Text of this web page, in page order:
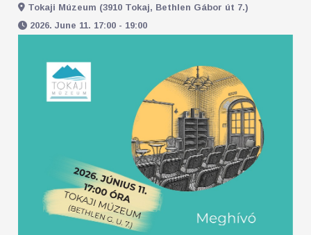
Tokaji Múzeum (3910 Tokaj, Bethlen Gábor út 7.)
2026. June 11. 17:00 - 19:00